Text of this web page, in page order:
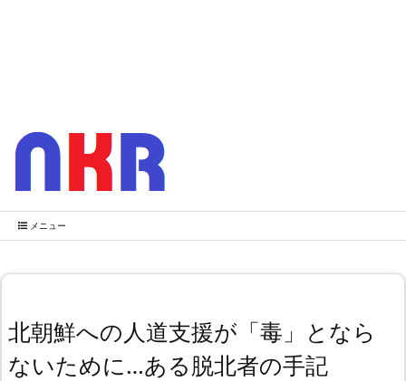
メニュー
北朝鮮への人道支援が「毒」となら
ないために…ある脱北者の手記